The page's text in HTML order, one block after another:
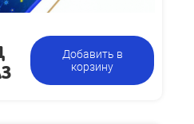
Добавить в
корзину